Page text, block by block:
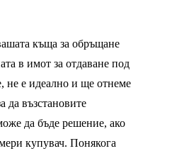
къща за обръщане
в имот за отдаване под
не е идеално и ще отнеме
да възстановите
да бъде решение, ако
купувач. Понякога